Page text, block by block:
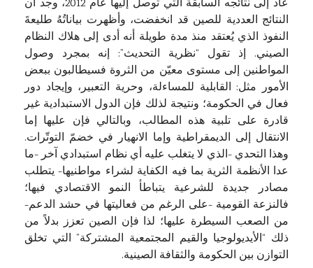
عاد إلى نتائجه السابقة التي توصل إليها عام 2012، وجد أن
النتائج العددية للصين قد انخفضت، وأظهرت بياناتُهُ طليعةَ
النفوذ الذي يُعتقد منذ مدة طويلة أنه أدى إلى هلاك النظام
الصيني. إذ تقول “نظرية التحديث”: إنه بمجرد وصول
المواطنين إلى مستوى معيّن من الثروة فسيطالبون ببعض
الأمور مثل: القابلية للمساءلة، وحرية التعبير، وإيجاد دور
فعال في الحكومة؛ ونتيجة لذلك فإن الدول الاستبدادية غير
قادرة على تلبية هذه المطالب، وبالتالي فإن عليها إما
الانتقال إلى الديمقراطية وإما الانهيار في خضمّ التوتّرات.
وهذا التحدي -الذي لا يتغلب عليه أي نظام استبدادي آخر -ما
عدا الأنظمة الثرية بما فيه الكفاية لشراء مواطنيها- يتطلب
مصادر جديدة للشرعية يتباطأ النمو الاقتصادي فيها؛
فالنزعة القومية -على الرغم من فعاليتها في حشد الدعم-
من الصعب السيطرة عليها؛ لذا فإن الصين تعزز بدلاً من
ذلك “الأيديولوجيا والقيم المجتمعية المشتركة” التي تخلق
التوازن بين الحكومة والثقافة الصينية.